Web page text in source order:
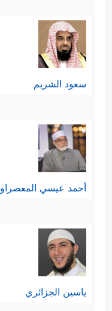
سعود الشريم
أحمد عيسي
ياسين الجزائري